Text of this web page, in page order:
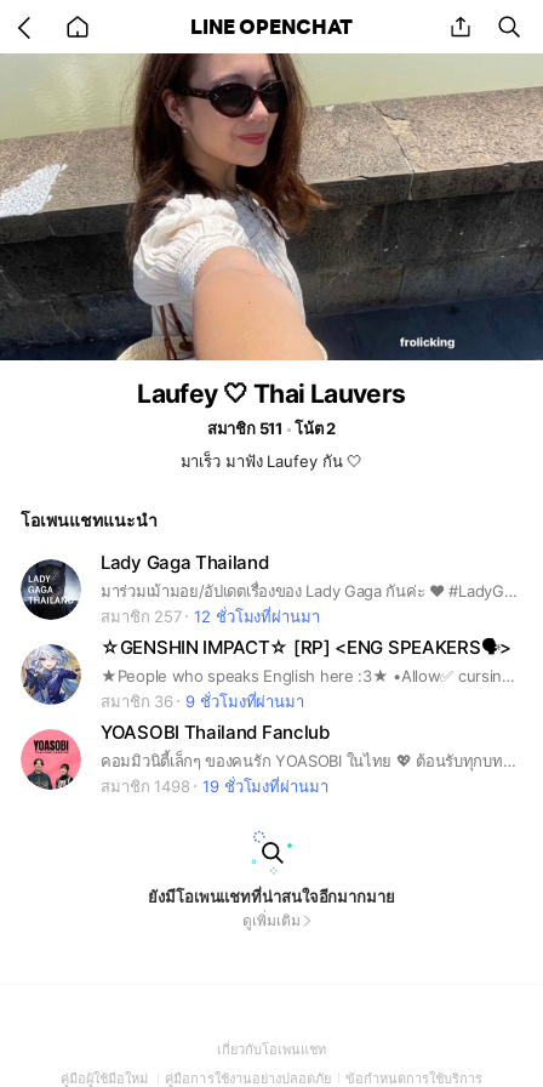
back
to
home
LINE OPENCHAT share
Laufey 🤍 Thai Lauvers
สมาชิก 511
โน้ต 2
มาเร็ว มาฟัง Laufey กัน 🤍
โอเพนแชทแนะนำ
Lady Gaga Thailand
มาร่วมเม้ามอย/อัปเดตเรื่องของ Lady Gaga กันค่ะ ❤️ #LadyGagaThailand #TeamGagaTH
สมาชิก 257
12 ชั่วโมงที่ผ่านมา
☆GENSHIN IMPACT☆ [RP] <ENG SPEAKERS🗣>
★People who speaks English here :3★ •Allow✅️ cursing/"weird" jokes iykyk/be nice/13+ •Not allowed⛔️ sending irl inappropriate pictures/racism/being rude •Y'ALL CAN SEND ARTWORK HERE TOO! •Please put your rp character in your name and if you want to change the character, take the ones that haven't been claim yet :D #genshinimpact#rp#english#Eng#speakers#genshin#GI#Englishspeakers#YIPEE
สมาชิก 36
9 ชั่วโมงที่ผ่านมา
YOASOBI Thailand Fanclub
คอมมิวนิตี้เล็กๆ ของคนรัก YOASOBI ในไทย 💖 ต้อนรับทุกบทสนทนาเกี่ยวกับวง จะแปะเพลง แชร์ข่าว แปะมีม หรือหวีด ก็ตามสะดวก เพราะนี่คือพื้นที่ของคุณ 😀
สมาชิก 1498
19 ชั่วโมงที่ผ่านมา
ยังมีโอเพนแชทที่น่าสนใจอีกมากมาย
ดูเพิ่มเติม
เกี่ยวกับโอเพนแชท(Open
in
คู่มือผู้ใช้มือใหม่ (Open
คู่มือการใช้งานอย่างปลอดภัย(Open
ข้อกำหนดการใช้บริการ(Open